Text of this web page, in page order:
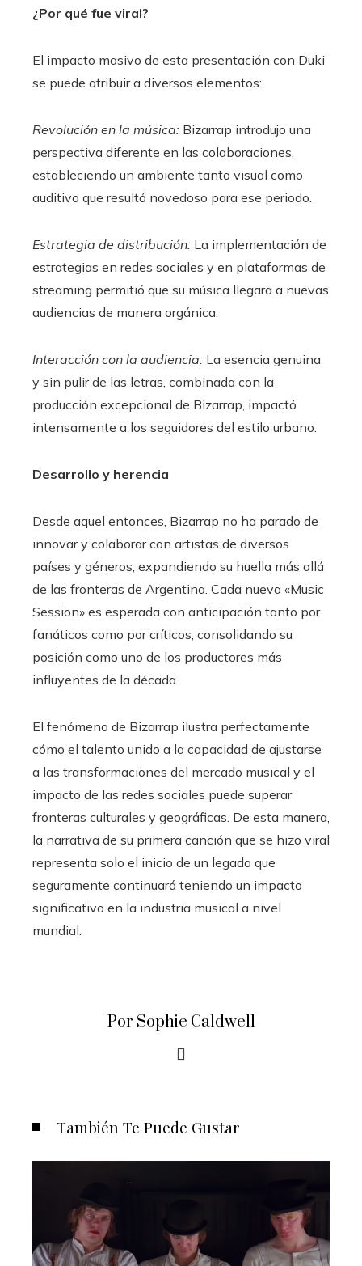
¿Por qué fue viral?
El impacto masivo de esta presentación con Duki
se puede atribuir a diversos elementos:
Revolución en la música: Bizarrap introdujo una
perspectiva diferente en las colaboraciones,
estableciendo un ambiente tanto visual como
auditivo que resultó novedoso para ese periodo.
Estrategia de distribución: La implementación de
estrategias en redes sociales y en plataformas de
streaming permitió que su música llegara a nuevas
audiencias de manera orgánica.
Interacción con la audiencia: La esencia genuina
y sin pulir de las letras, combinada con la
producción excepcional de Bizarrap, impactó
intensamente a los seguidores del estilo urbano.
Desarrollo y herencia
Desde aquel entonces, Bizarrap no ha parado de
innovar y colaborar con artistas de diversos
países y géneros, expandiendo su huella más allá
de las fronteras de Argentina. Cada nueva «Music
Session» es esperada con anticipación tanto por
fanáticos como por críticos, consolidando su
posición como uno de los productores más
influyentes de la década.
El fenómeno de Bizarrap ilustra perfectamente
cómo el talento unido a la capacidad de ajustarse
a las transformaciones del mercado musical y el
impacto de las redes sociales puede superar
fronteras culturales y geográficas. De esta manera,
la narrativa de su primera canción que se hizo viral
representa solo el inicio de un legado que
seguramente continuará teniendo un impacto
significativo en la industria musical a nivel
mundial.
Por Sophie Caldwell
También Te Puede Gustar